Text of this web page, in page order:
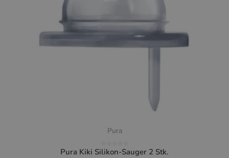
Pura
Pura Kiki Silikon-Sauger 2 Stk.